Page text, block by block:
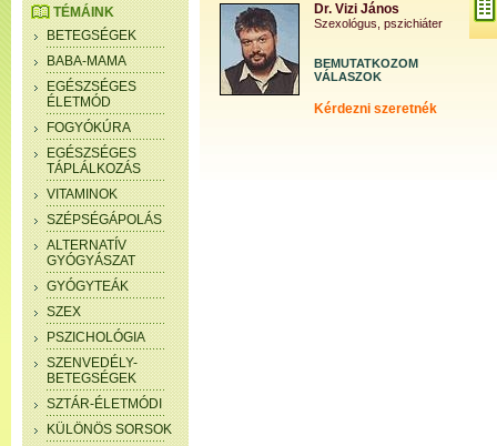
TÉMÁINK
BETEGSÉGEK
BABA-MAMA
EGÉSZSÉGES
ÉLETMÓD
FOGYÓKÚRA
EGÉSZSÉGES
TÁPLÁLKOZÁS
VITAMINOK
SZÉPSÉGÁPOLÁS
ALTERNATÍV
GYÓGYÁSZAT
GYÓGYTEÁK
SZEX
PSZICHOLÓGIA
SZENVEDÉLY-
BETEGSÉGEK
SZTÁR-ÉLETMÓDI
KÜLÖNÖS SORSOK
Dr. Vizi János
Szexológus, pszichiáter
BEMUTATKOZOM
VÁLASZOK
Kérdezni szeretnék